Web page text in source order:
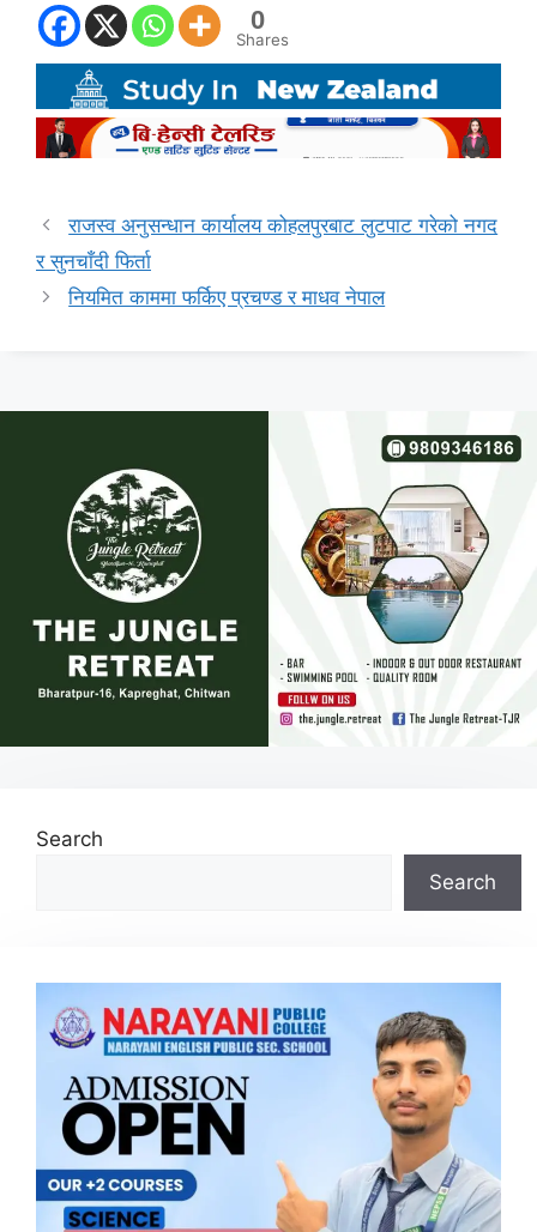
0
Shares
राजस्व अनुसन्धान कार्यालय कोहलपुरबाट लुटपाट गरेको नगद
र सुनचाँदी फिर्ता
नियमित काममा फर्किए प्रचण्ड र माधव नेपाल
Search
Search